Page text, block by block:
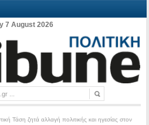
7 August 2026
Τάση ζητά αλλαγή πολιτικής και ηγεσίας στον